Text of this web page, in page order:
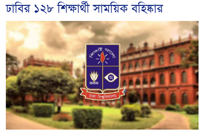
ঢাবির ১২৮ শিক্ষার্থী সাময়িক বহিষ্কার